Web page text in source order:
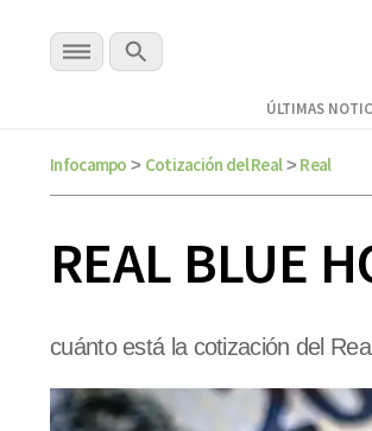
ÚLTIMAS
Infocampo > Cotización del Real> Real
REAL BLUE
cuánto está la cotización del Real